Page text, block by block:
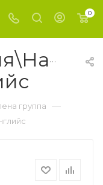
0
группа —